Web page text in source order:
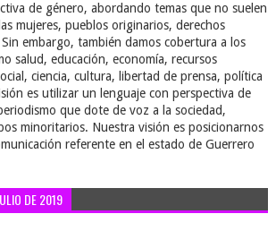
de género, abordando temas que no suelen
mujeres, pueblos originarios, derechos
embargo, también damos cobertura a los
salud, educación, economía, recursos
ciencia, cultura, libertad de prensa, política
es utilizar un lenguaje con perspectiva de
que dote de voz a la sociedad,
minoritarios. Nuestra visión es posicionarnos
referente en el estado de Guerrero
DE 2019